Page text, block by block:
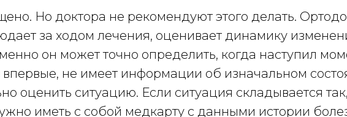
Но доктора не рекомендуют этого делать.
за ходом лечения, оценивает динамику
он может точно определить, когда наступил
не имеет информации об изначальном
оценить ситуацию. Если ситуация складывается
иметь с собой медкарту с данными истории